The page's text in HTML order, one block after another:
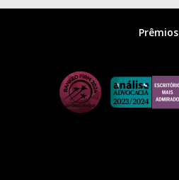
Prêmios